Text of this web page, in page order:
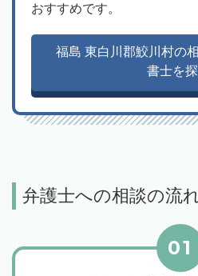
おすすめです。
福島 東白川郡鮫川村の
書士を
弁護士への相談の流
01